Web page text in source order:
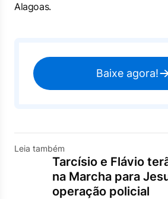
Alagoas.
Baixe agora!
Leia também
Tarcísio e Flávio
na Marcha para
operação policial